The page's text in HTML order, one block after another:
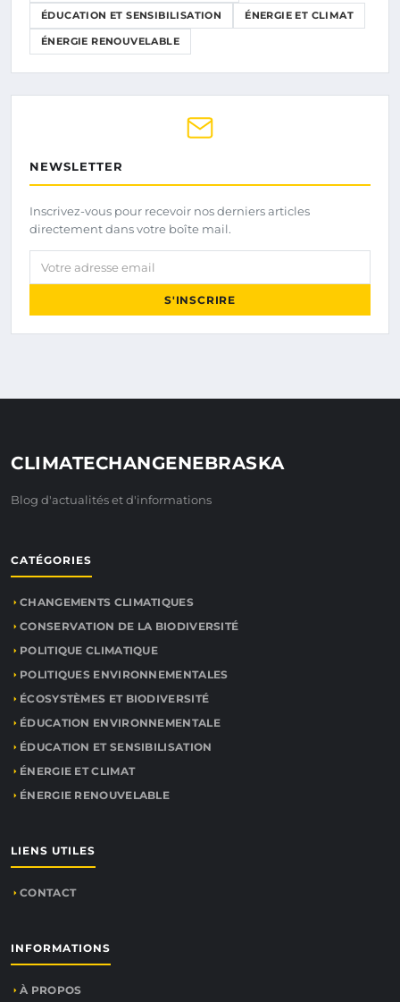
ÉDUCATION ET SENSIBILISATION ÉNERGIE ET CLIMAT
ÉNERGIE RENOUVELABLE
NEWSLETTER
Inscrivez-vous pour recevoir nos derniers articles
directement dans votre boîte mail.
Votre adresse email
S'INSCRIRE
CLIMATECHANGENEBRASKA
Blog d'actualités et d'informations
CATÉGORIES
CHANGEMENTS CLIMATIQUES
CONSERVATION DE LA BIODIVERSITÉ
POLITIQUE CLIMATIQUE
POLITIQUES ENVIRONNEMENTALES
ÉCOSYSTÈMES ET BIODIVERSITÉ
ÉDUCATION ENVIRONNEMENTALE
ÉDUCATION ET SENSIBILISATION
ÉNERGIE ET CLIMAT
ÉNERGIE RENOUVELABLE
LIENS UTILES
CONTACT
INFORMATIONS
À PROPOS